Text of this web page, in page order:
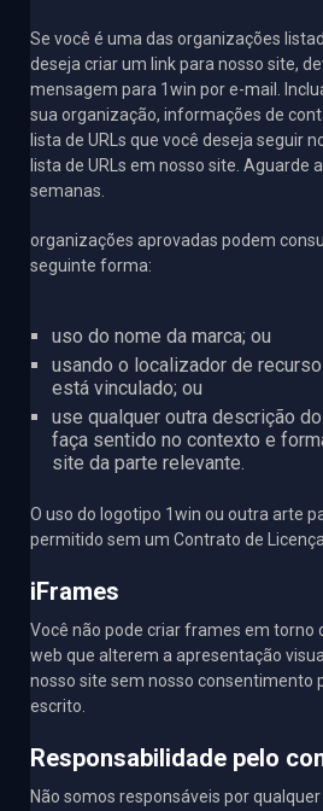
Se você é uma das organizações
deseja criar um link para nosso site,
mensagem para 1win por e-mail.
sua organização, informações de
lista de URLs que você deseja seguir
lista de URLs em nosso site. Aguarde
semanas.
organizações aprovadas podem
seguinte forma:
uso do nome da marca; ou
usando o localizador de
está vinculado; ou
use qualquer outra descrição
faça sentido no contexto e
site da parte relevante.
O uso do logotipo 1win ou outra arte
permitido sem um Contrato de
iFrames
Você não pode criar frames em torno
web que alterem a apresentação
nosso site sem nosso consentimento
escrito.
Responsabilidade pelo
Não somos responsáveis ​​por